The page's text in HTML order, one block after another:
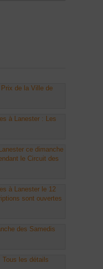
de la Ville de
à Lanester : Les
ce dimanche
le Circuit des
à Lanester le 12
sont ouvertes
des Samedis
Tous les détails